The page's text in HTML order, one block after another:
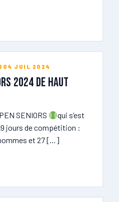
04 JUIL 2024
2024 de haut
SENIORS
qui s’est
jours de compétition :
et 27 […]